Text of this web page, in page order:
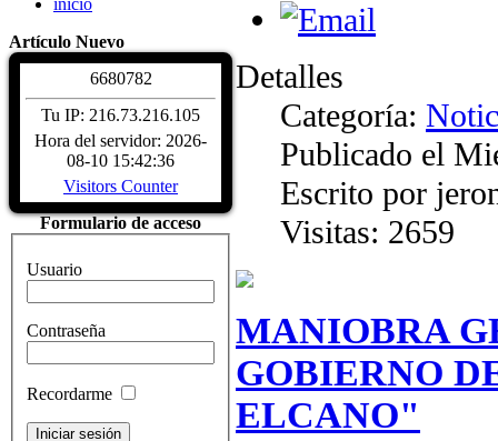
inicio
Artículo Nuevo
6680782
Tu IP: 216.73.216.105
Hora del servidor: 2026-
08-10 15:42:36
Visitors Counter
Formulario de acceso
Usuario
Contraseña
Recordarme
Martes, 10 Enero 2012
EXPOSICIONES, REGATAS Y
DE LORCA
CALENDARIO DE
Read More...
Biografía Juan
Sábado, 04 Diciembre
Juan Sebastián de Elcano nació en
provincia de Guipúzcoa, hacia
comerciante, participó en la
Características del
CARACTERÍSTICAS - Buque
de Elcano" Descripcion del buque.
LARRINAGA (CADIZ)....Read
Detalles
Categoría:
Publicado el
Escrito por
Visitas: 2659
MANIOBRA
GOBIERNO
ELCANO"